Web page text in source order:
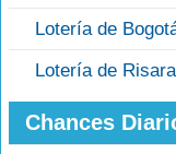
Lotería de
Lotería de
Chances